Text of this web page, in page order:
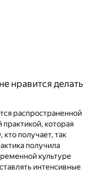
нравится делать
распространенной
которая
кто получает, так
получила
культуре
интенсивные